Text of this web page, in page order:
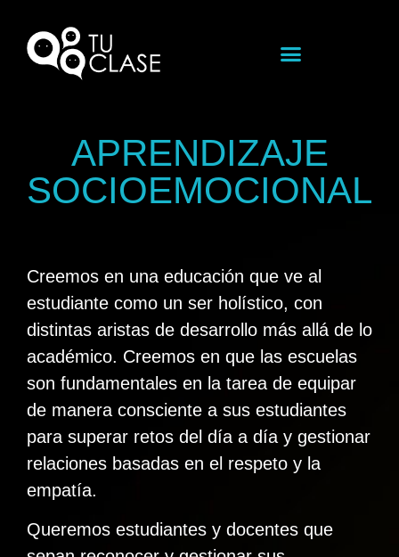
APRENDIZAJE
SOCIOEMOCIONAL
Creemos en una educación que ve al
estudiante como un ser holístico, con
distintas aristas de desarrollo más allá de lo
académico. Creemos en que las escuelas
son fundamentales en la tarea de equipar
de manera consciente a sus estudiantes
para superar retos del día a día y gestionar
relaciones basadas en el respeto y la
empatía.
Queremos estudiantes y docentes que